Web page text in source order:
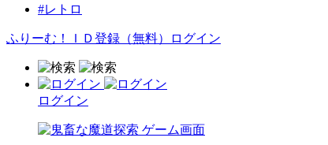
#レトロ
ふりーむ！ＩＤ登録（無料） ログイン
ログイン